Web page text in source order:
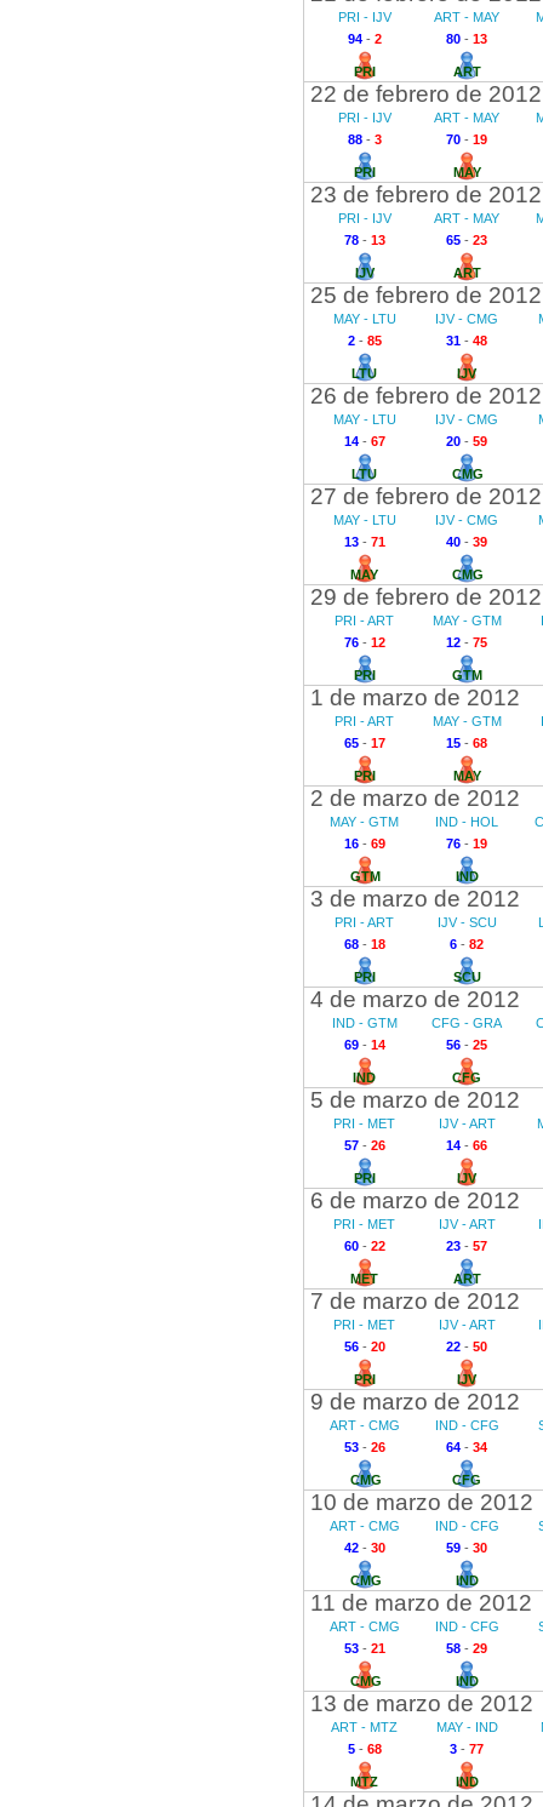
PRI - IJV
94- 2
PRI
ART - MAY
80 - 13
ART
22 de febrero de 2012
PRI - IJV
88- 3
PRI
ART - MAY
70 - 19
MAY
23 de febrero de 2012
PRI - IJV
78- 13
IJV
ART - MAY
65 - 23
ART
25 de febrero de 2012
MAY - LTU
2- 85
LTU
IJV - CMG
31 - 48
IJV
26 de febrero de 2012
MAY - LTU
14- 67
LTU
IJV - CMG
20 - 59
CMG
27 de febrero de 2012
MAY - LTU
13- 71
MAY
IJV - CMG
40 - 39
CMG
29 de febrero de 2012
PRI - ART
76- 12
PRI
MAY - GTM
12 - 75
GTM
1 de marzo de 2012
PRI - ART
65- 17
PRI
MAY - GTM
15 - 68
MAY
2 de marzo de 2012
MAY - GTM
16- 69
GTM
IND - HOL
76 - 19
IND
3 de marzo de 2012
PRI - ART
68- 18
PRI
IJV - SCU
6 - 82
SCU
4 de marzo de 2012
IND - GTM
69- 14
IND
CFG - GRA
56 - 25
CFG
5 de marzo de 2012
PRI - MET
57- 26
PRI
IJV - ART
14 - 66
IJV
6 de marzo de 2012
PRI - MET
60- 22
MET
IJV - ART
23 - 57
ART
7 de marzo de 2012
PRI - MET
56- 20
PRI
IJV - ART
22 - 50
IJV
9 de marzo de 2012
ART - CMG
53- 26
CMG
IND - CFG
64 - 34
CFG
10 de marzo de 2012
ART - CMG
42- 30
CMG
IND - CFG
59 - 30
IND
11 de marzo de 2012
ART - CMG
53- 21
CMG
IND - CFG
58 - 29
IND
13 de marzo de 2012
ART - MTZ
5- 68
MTZ
MAY - IND
3 - 77
IND